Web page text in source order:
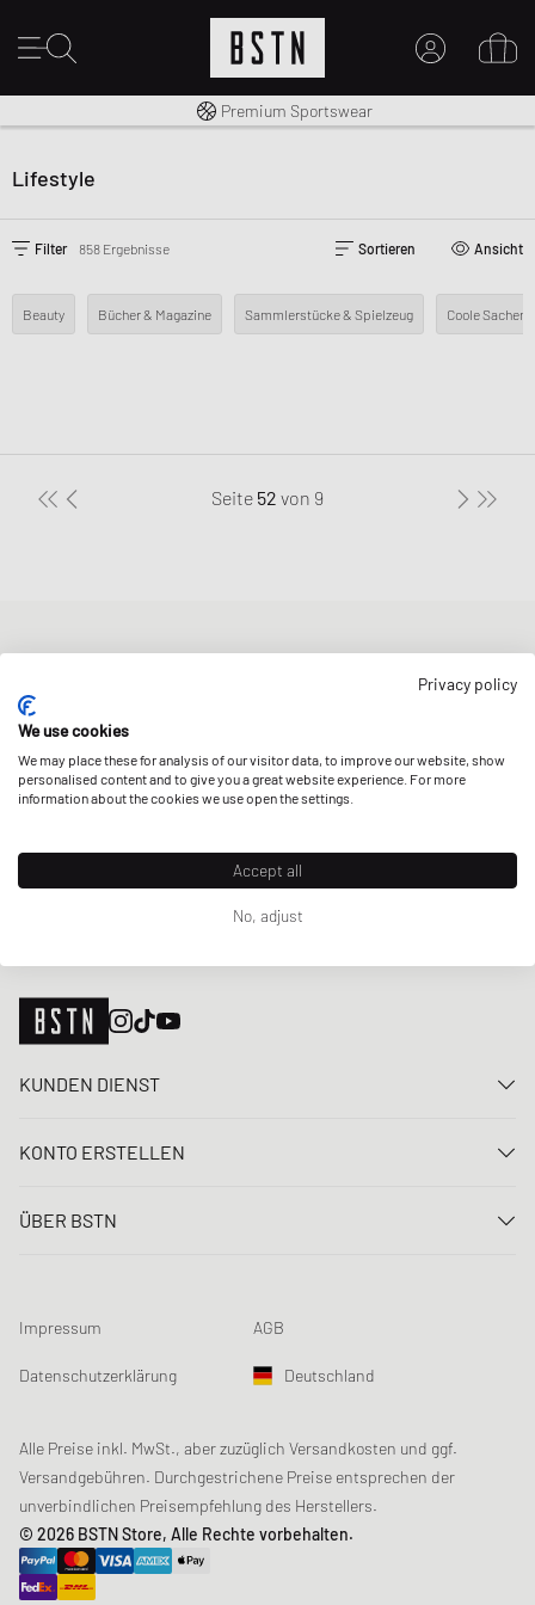
EINEN ACCOUNT ERSTELLEN
Kostenloser Versand nach DE ab € 70
Premium Sportswear
Lifestyle
Filter 858 Ergebnisse Sortieren Ansicht
Beauty Bücher & Magazine Sammlerstücke & Spielzeug Coole Sachen
Seite 52 von 9
Erhalte 5% Welcome-Rabatt und die neusten BSTN-Updates zu
Raffles & New Arrivals. Registriere dich jetzt!
E-Mail-Adresse
JETZT ANMELDEN
KUNDEN DIENST
FAQ
Loyalty Program
Produktsicherheit
KONTO ERSTELLEN
Registrieren
Newsletter-Registrierung
Datenerfassung
ÜBER BSTN
Chronicles
Sustainability
Studentenrabatt: Unidays
Studentenrabatt: Studentbeans
Studentenrabatt: EDiU
Gutscheine & Aktionen
Impressum AGB
Datenschutzerklärung Deutschland
Alle Preise inkl. MwSt., aber zuzüglich Versandkosten und ggf.
Versandgebühren. Durchgestrichene Preise entsprechen der
unverbindlichen Preisempfehlung des Herstellers.
© 2026 BSTN Store, Alle Rechte vorbehalten.
Privacy policy
We use cookies
We may place these for analysis of our visitor data, to improve our website, show
personalised content and to give you a great website experience. For more
information about the cookies we use open the settings.
Accept all
No, adjust